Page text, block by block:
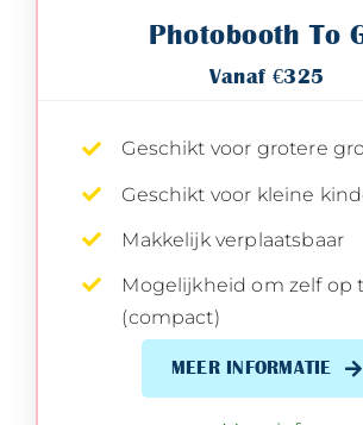
Photobooth To
Vanaf €325
Geschikt voor grotere
Geschikt voor kleine
Makkelijk verplaatsbaar
Mogelijkheid om zelf op
(compact)
MEER INFORMATIE